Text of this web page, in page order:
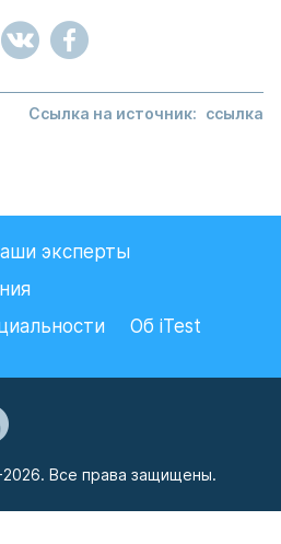
Ссылка на источник: cсылка
эксперты
Об iTest
Все права защищены.